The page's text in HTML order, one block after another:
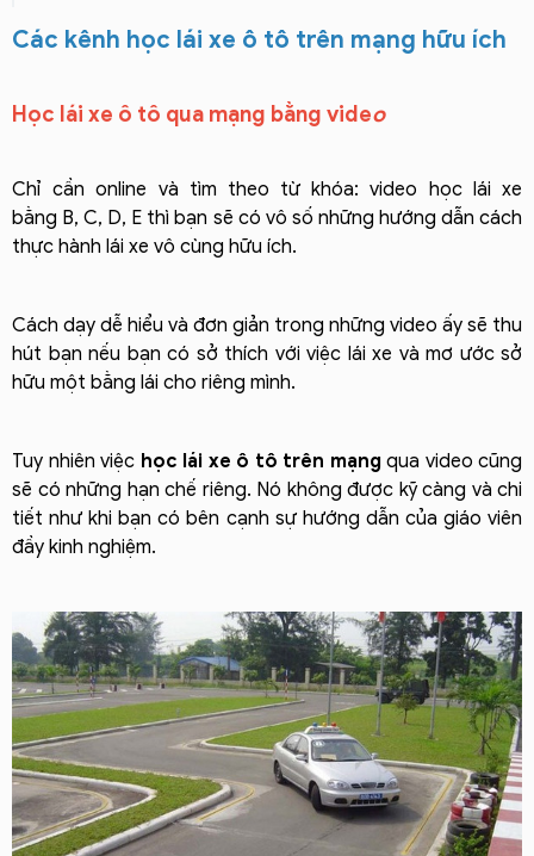
Các kênh học lái xe ô tô trên mạng hữu ích
Học lái xe ô tô qua mạng bằng video
Chỉ cần online và tìm theo từ khóa: video học lái xe
bằng B, C, D, E thì bạn sẽ có vô số những hướng dẫn cách
thực hành lái xe vô cùng hữu ích.
Cách dạy dễ hiểu và đơn giản trong những video ấy sẽ thu
hút bạn nếu bạn có sở thích với việc lái xe và mơ ước sở
hữu một bằng lái cho riêng mình.
Tuy nhiên việc học lái xe ô tô trên mạngqua video cũng
sẽ có những hạn chế riêng. Nó không được kỹ càng và chi
tiết như khi bạn có bên cạnh sự hướng dẫn của giáo viên
đầy kinh nghiệm.